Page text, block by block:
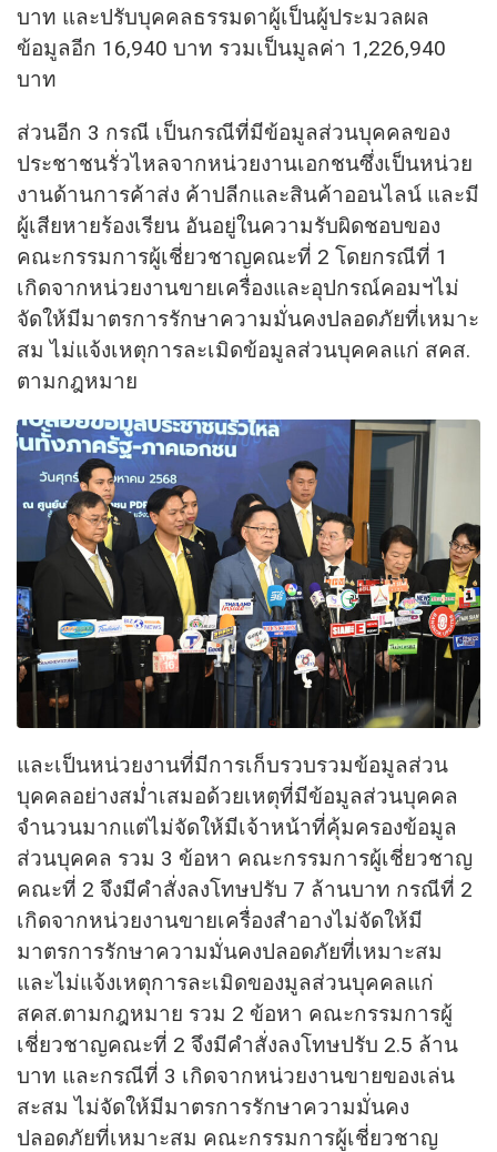
บาท และปรับบุคคลธรรมดาผู้เป็นผู้ประมวลผล
ข้อมูลอีก 16,940 บาท รวมเป็นมูลค่า 1,226,940
บาท
ส่วนอีก 3 กรณี เป็นกรณีที่มีข้อมูลส่วนบุคคลของ
ประชาชนรั่วไหลจากหน่วยงานเอกชนซึ่งเป็นหน่วย
งานด้านการค้าส่ง ค้าปลีกและสินค้าออนไลน์ และมี
ผู้เสียหายร้องเรียน อันอยู่ในความรับผิดชอบของ
คณะกรรมการผู้เชี่ยวชาญคณะที่ 2 โดยกรณีที่ 1
เกิดจากหน่วยงานขายเครื่องและอุปกรณ์คอมฯไม่
จัดให้มีมาตรการรักษาความมั่นคงปลอดภัยที่เหมาะ
สม ไม่แจ้งเหตุการละเมิดข้อมูลส่วนบุคคลแก่ สคส.
ตามกฎหมาย
และเป็นหน่วยงานที่มีการเก็บรวบรวมข้อมูลส่วน
บุคคลอย่างสม่ำเสมอด้วยเหตุที่มีข้อมูลส่วนบุคคล
จำนวนมากแต่ไม่จัดให้มีเจ้าหน้าที่คุ้มครองข้อมูล
ส่วนบุคคล รวม 3 ข้อหา คณะกรรมการผู้เชี่ยวชาญ
คณะที่ 2 จึงมีคำสั่งลงโทษปรับ 7 ล้านบาท กรณีที่ 2
เกิดจากหน่วยงานขายเครื่องสำอางไม่จัดให้มี
มาตรการรักษาความมั่นคงปลอดภัยที่เหมาะสม
และไม่แจ้งเหตุการละเมิดของมูลส่วนบุคคลแก่
สคส.ตามกฎหมาย รวม 2 ข้อหา คณะกรรมการผู้
เชี่ยวชาญคณะที่ 2 จึงมีคำสั่งลงโทษปรับ 2.5 ล้าน
บาท และกรณีที่ 3 เกิดจากหน่วยงานขายของเล่น
สะสม ไม่จัดให้มีมาตรการรักษาความมั่นคง
ปลอดภัยที่เหมาะสม คณะกรรมการผู้เชี่ยวชาญ